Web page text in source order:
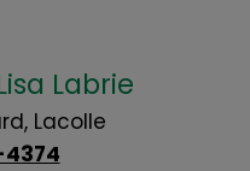
Labrie
Lacolle